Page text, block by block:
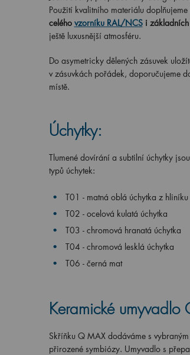
Použití kvalitního materiálu
celého vzorníku RAL/NCSi základních
ještě luxusnější atmosféru.
Do asymetricky dělených zásuvek
v zásuvkách pořádek, doporučujeme
místě.
Úchytky:
Tlumené dovírání a subtilní úchytky
typů úchytek:
T01 - matná oblá úchytka z hliníku
T02 - ocelová kulatá úchytka
T03 - chromová hranatá úchytka
T04 - chromová lesklá úchytka
T06 - černá mat
Keramické umyvadlo
Skříňku Q MAX dodáváme s vybraným
přirozené symbiózy. Umyvadlo s